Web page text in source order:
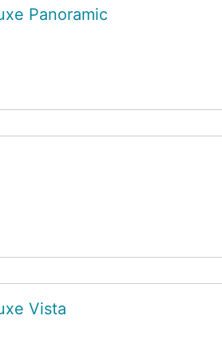
Panoramic
Vista